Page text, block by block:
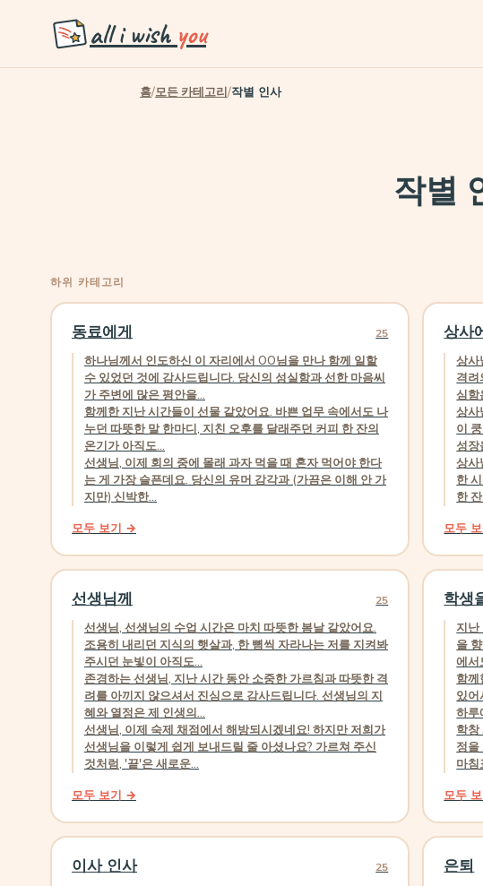
all i wish you
홈/모든 카테고리/작별 인사
작별
하위 카테고리
동료에게 25
하나님께서 인도하신 이 자리에서 OO님을 만나 함께 일할
수 있었던 것에 감사드립니다. 당신의 성실함과 선한 마음씨
가 주변에 많은 평안을...
함께한 지난 시간들이 선물 같았어요. 바쁜 업무 속에서도 나
누던 따뜻한 말 한마디, 지친 오후를 달래주던 커피 한 잔의
온기가 아직도...
선생님, 이제 회의 중에 몰래 과자 먹을 때 혼자 먹어야 한다
는 게 가장 슬픈데요. 당신의 유머 감각과 (가끔은 이해 안 가
지만) 신박한...
모두 보기 →
상사
상사
격려
심함
상사
이
성장
상사
한
한
모두
선생님께 25
선생님, 선생님의 수업 시간은 마치 따뜻한 봄날 같았어요.
조용히 내리던 지식의 햇살과, 한 뼘씩 자라나는 저를 지켜봐
주시던 눈빛이 아직도...
존경하는 선생님, 지난 시간 동안 소중한 가르침과 따뜻한 격
려를 아끼지 않으셔서 진심으로 감사드립니다. 선생님의 지
혜와 열정은 제 인생의...
선생님, 이제 숙제 채점에서 해방되시겠네요! 하지만 저희가
선생님을 이렇게 쉽게 보내드릴 줄 아셨나요? 가르쳐 주신
것처럼, '끝'은 새로운...
모두 보기 →
학생
지난
을
에서
함께
있어
하루
학창
정을
마침
모두
이사 인사 25 은퇴